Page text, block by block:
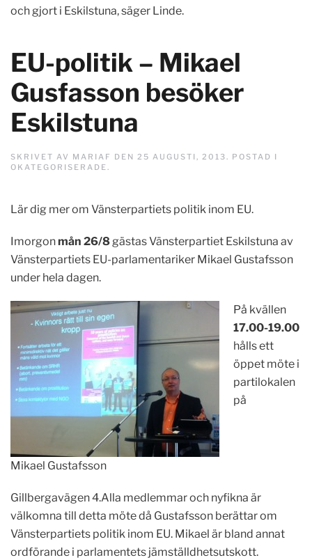
och gjort i Eskilstuna, säger Linde.
EU-politik – Mikael
Gusfasson besöker
Eskilstuna
SKRIVET AV MARIAF DEN 25 AUGUSTI, 2013. POSTAD I
OKATEGORISERADE.
Lär dig mer om Vänsterpartiets politik inom EU.
Imorgonmån 26/8gästas Vänsterpartiet Eskilstuna av
Vänsterpartiets EU-parlamentariker Mikael Gustafsson
under hela dagen.
Mikael Gustafsson
På kvällen
17.00-19.00
hålls ett
öppet möte i
partilokalen
på
Gillbergavägen 4.Alla medlemmar och nyfikna är
välkomna till detta möte då Gustafsson berättar om
Vänsterpartiets politik inom EU. Mikael är bland annat
ordförande i parlamentets jämställdhetsutskott.